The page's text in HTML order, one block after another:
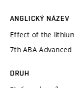
ANGLICKÝ NÁZEV
Effect of the
7th ABA
DRUH